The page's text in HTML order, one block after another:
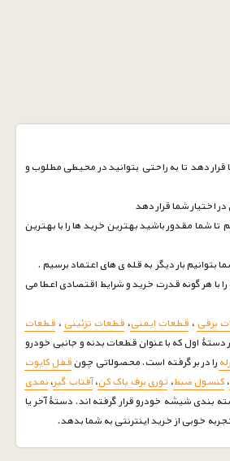
قرار دهد تا به راحتی بتوانید در محیطی مطلوب و
اختیار شما قرار دهد
تا شما مقدور باشید بهترین خرید ها را با بهترین
با هر گونه قدرت خرید و شرایط اقتصادی اعطا می
برقی ، قطعات ایمنی، قطعات تزئینی ، قطعات
اول که با عنوان قطعات بدنه و جانبی خودرو
رله را در بر گرفته است. محصولاتی چونقفل کاپوت
،کنسول ضبط، توری برف پاک کن،آفتاب گیر، نمدی
بندی شیشه خودرو قرار گرفته اند. دستۀ آخر یا
خوبی از خرید اینترنتی به شما بدهد.